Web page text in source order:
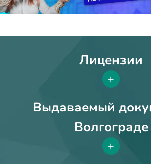
Лицензии
+
Выдаваемый
Волгограде
+